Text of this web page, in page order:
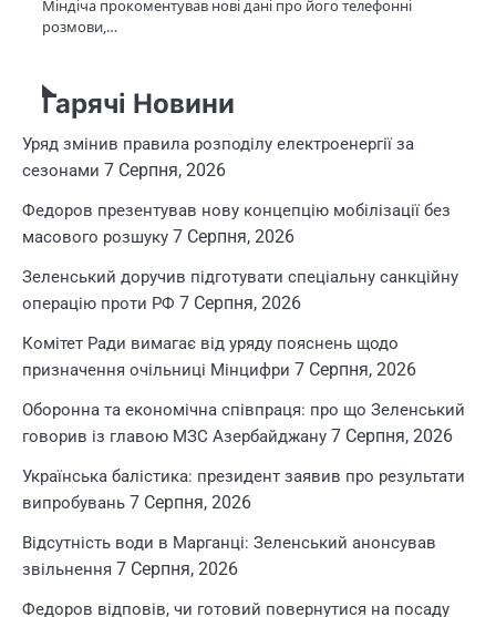
Міндіча прокоментував нові дані про його телефонні
розмови,…
Гарячі Новини
Уряд змінив правила розподілу електроенергії за
сезонами 7 Серпня, 2026
Федоров презентував нову концепцію мобілізації без
масового розшуку 7 Серпня, 2026
Зеленський доручив підготувати спеціальну санкційну
операцію проти РФ 7 Серпня, 2026
Комітет Ради вимагає від уряду пояснень щодо
призначення очільниці Мінцифри 7 Серпня, 2026
Оборонна та економічна співпраця: про що Зеленський
говорив із главою МЗС Азербайджану 7 Серпня, 2026
Українська балістика: президент заявив про результати
випробувань 7 Серпня, 2026
Відсутність води в Марганці: Зеленський анонсував
звільнення 7 Серпня, 2026
Федоров відповів, чи готовий повернутися на посаду